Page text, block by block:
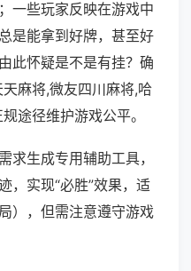
一些玩家反映在游戏中
是能拿到好牌，甚至好
此怀疑是不是有挂？确
麻将,微友四川麻将,哈
途径维护游戏公平。
求生成专用辅助工具，
，实现“必胜”效果，适
），但需注意遵守游戏